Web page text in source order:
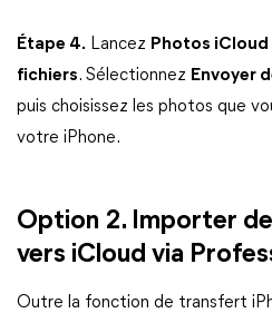
Étape 4. Lancez Photos iCloud
fichiers. Sélectionnez Envoyer
puis choisissez les photos que
votre iPhone.
Option 2. Importer
vers iCloud via
Outre la fonction de transfert